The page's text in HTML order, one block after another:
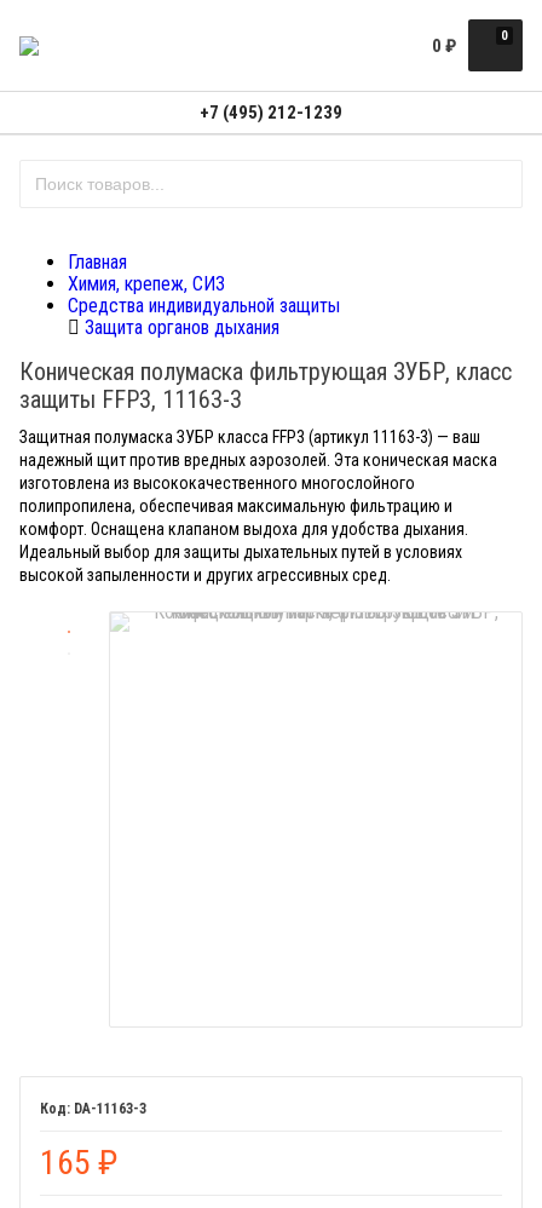
0
0 ₽
+7 (495) 212-1239
Главная
Химия, крепеж, СИЗ
Средства индивидуальной защиты
Защита органов дыхания
Коническая полумаска фильтрующая ЗУБР, класс
защиты FFP3, 11163-3
Защитная полумаска ЗУБР класса FFP3 (артикул 11163-3) — ваш
надежный щит против вредных аэрозолей. Эта коническая маска
изготовлена из высококачественного многослойного
полипропилена, обеспечивая максимальную фильтрацию и
комфорт. Оснащена клапаном выдоха для удобства дыхания.
Идеальный выбор для защиты дыхательных путей в условиях
высокой запыленности и других агрессивных сред.
DA-11163-3
165 ₽